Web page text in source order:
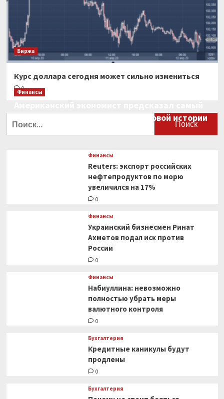
Биржа
Курс доллара сегодня может сильно измениться
0
Финансы
большой финансовый крах в мировой истории
Финансы
Reuters: экспорт российских
нефтепродуктов по морю
увеличился на 17%
0
Финансы
Украинский бизнесмен Ринат
Ахметов подал иск против
России
0
Финансы
Набиуллина: невозможно
полностью убрать меры
валютного контроля
0
Бухгалтерия
Кредитные каникулы будут
продлены
0
Бухгалтерия